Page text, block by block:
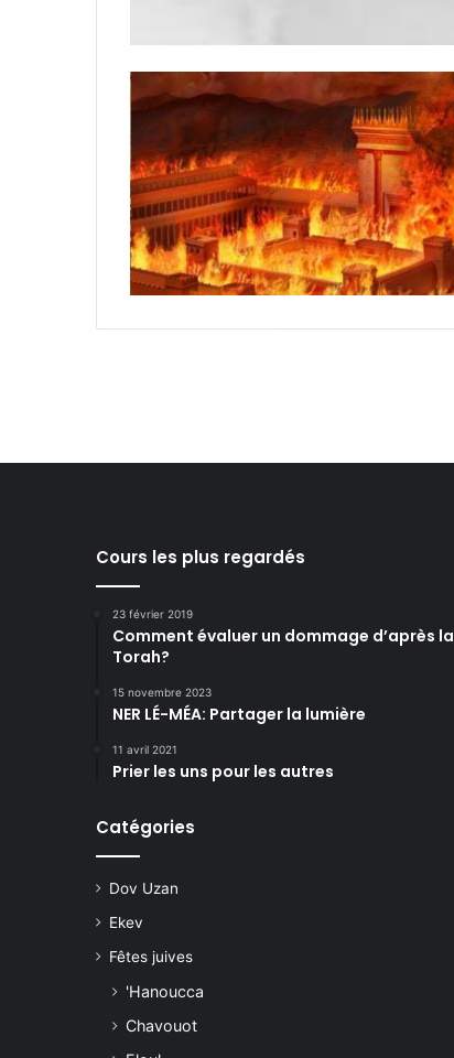
Cours les plus regardés
23 février 2019
Comment évaluer un dommage d’après la
Torah?
15 novembre 2023
NER LÉ-MÉA: Partager la lumière
11 avril 2021
Prier les uns pour les autres
Catégories
Dov Uzan
Ekev
Fêtes juives
'Hanoucca
Chavouot